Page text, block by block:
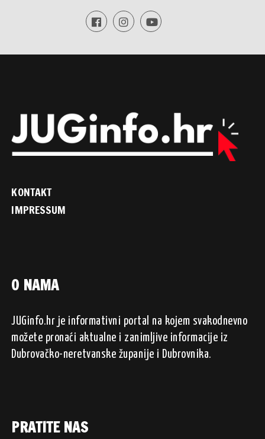
KONTAKT
IMPRESSUM
O NAMA
JUGinfo.hr je informativni portal na kojem svakodnevno
možete pronaći aktualne i zanimljive informacije iz
Dubrovačko-neretvanske županije i Dubrovnika.
PRATITE NAS